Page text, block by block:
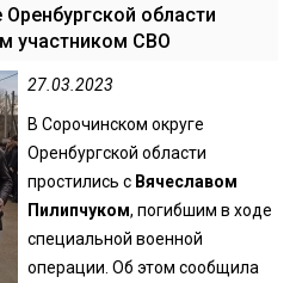
области
участником СВО
27.03.2023
В Сорочинском округе
Оренбургской области
простились с Вячеславом
Пилипчуком, погибшим в ходе
специальной военной
операции. Об этом сообщила